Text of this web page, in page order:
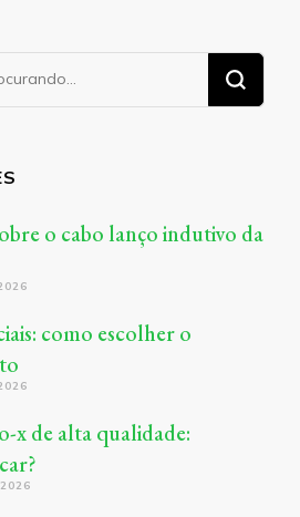
o cabo lanço indutivo da
como escolher o
x de alta qualidade: